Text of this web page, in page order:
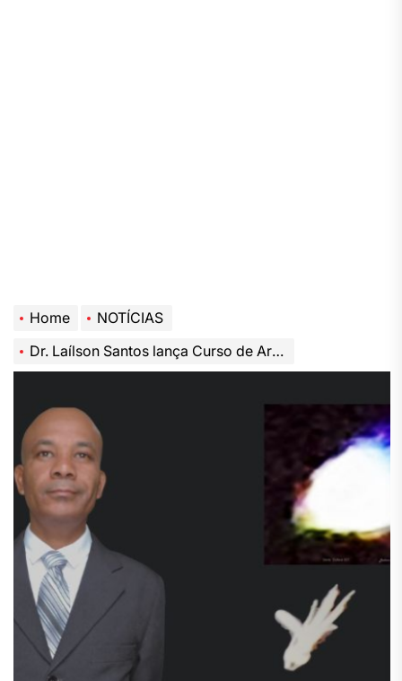
Home
NOTÍCIAS
Dr. Laílson Santos lança Curso de Arte Ufológica para explorar a criatividade além dos limites terrestres